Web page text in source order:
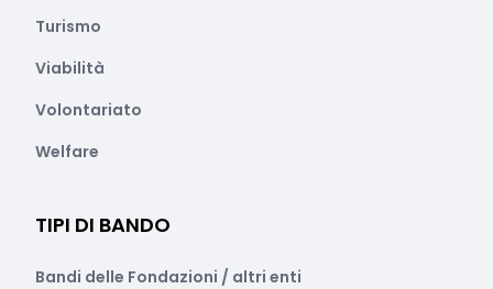
Turismo
Viabilità
Volontariato
Welfare
TIPI DI BANDO
Bandi delle Fondazioni / altri enti